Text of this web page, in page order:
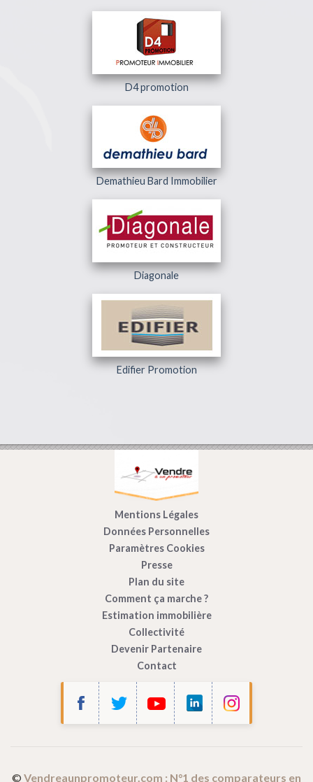
Bonjour c'est nous...
les Cookies !
internet.
D4 promotion
Demathieu Bard Immobilier
Diagonale
Edifier Promotion
Mentions Légales
Données Personnelles
Paramètres Cookies
Presse
Plan du site
Comment ça marche ?
Estimation immobilière
Collectivité
Devenir Partenaire
Contact
© Vendreaunpromoteur.com : N°1 des comparateurs en